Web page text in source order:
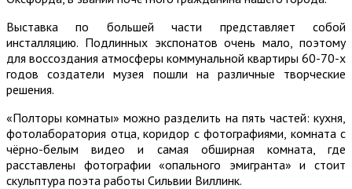
Выставка по большей части представляет собой
инсталляцию. Подлинных экспонатов очень мало, поэтому
для воссоздания атмосферы коммунальной квартиры 60-70-х
годов создатели музея пошли на различные творческие
решения.
«Полторы комнаты» можно разделить на пять частей: кухня,
фотолаборатория отца, коридор с фотографиями, комната с
чёрно-белым видео и самая обширная комната, где
расставлены фотографии «опального эмигранта» и стоит
скульптура поэта работы Сильвии Виллинк.